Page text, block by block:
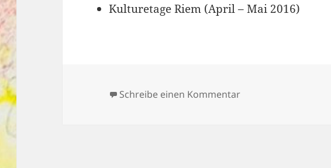
Kulturetage Riem (April – Mai 2016)
Schreibe einen Kommentarzu „gesund“